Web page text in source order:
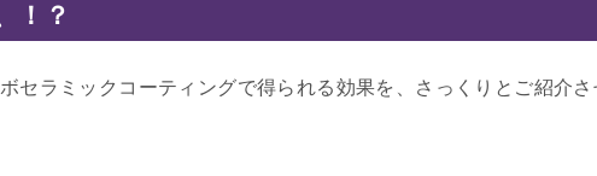
！？
セラミックコーティングで得られる効果を、さっくりとご紹介さ